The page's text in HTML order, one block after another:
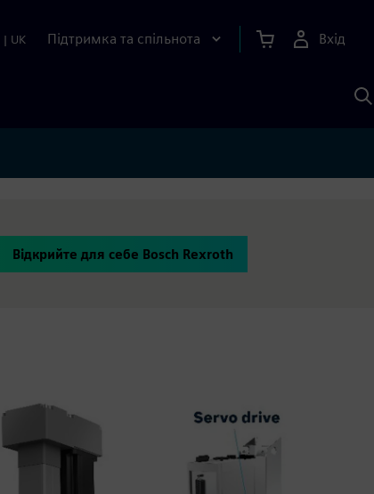
| UK Підтримка та спільнота Вхід
Відкрийте для себе Bosch Rexroth